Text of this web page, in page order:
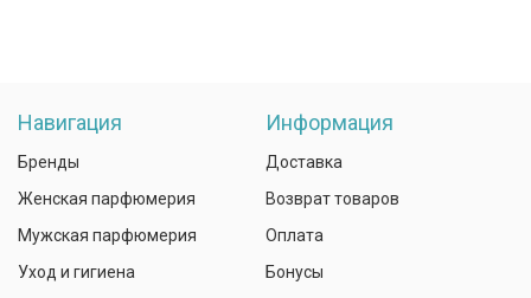
Навигация
Бренды
Женская парфюмерия
Мужская парфюмерия
Уход и гигиена
Информация
Доставка
Возврат товаров
Оплата
Бонусы